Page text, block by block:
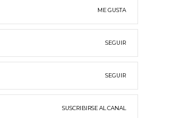
ME GUSTA
SEGUIR
SEGUIR
SUSCRIBIRSE AL CANAL